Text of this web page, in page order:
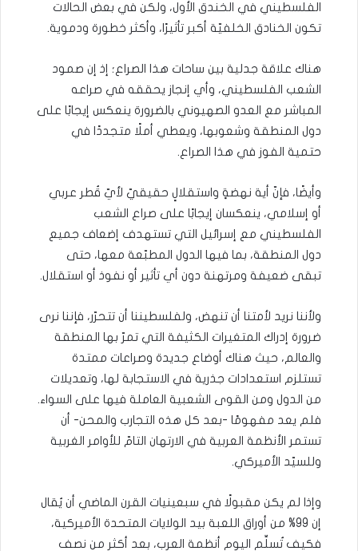
الفلسطيني في الخندق الأول، ولكن في بعض الحالات
تكون الخنادق الخلفيّة أكبر تأثيرًا، وأكثر خطورة ودموية.
هناك علاقة جدلية بين ساحات هذا الصراع؛ إذ إن صمود
الشعب الفلسطيني، وأي إنجاز يحققه في صراعه
المباشر مع العدو الصهيوني بالضرورة ينعكس إيجابًا على
دول المنطقة وشعوبها، ويعطي أملًا متجددًا في
حتمية الفوز في هذا الصراع.
وأيضًا، فإنّ أية نهضةٍ واستقلالٍ حقيقيّ لأيّ قُطر عربي
أو إسلامي، ينعكسان إيجابًا على صراع الشعب
الفلسطيني مع إسرائيل التي تستهدف إضعاف جميع
دول المنطقة، بما فيها الدول المطبّعة معها، حتى
تبقى ضعيفة ومرتهنة دون أي تأثير أو نفوذ أو استقلال.
ولأننا نريد لأمتنا أن تنهض، ولفلسطيننا أن تتحرّر، فإننا نرى
ضرورة إدراك المتغيرات الكثيفة التي تمرّ بها المنطقة
والعالم، حيث هناك أوضاع جديدة وصراعات ممتدة
تستلزم استعدادات جذرية في الاستجابة لها، وتعديلات
من الدول ومن القوى الشعبية العاملة فيها على السواء.
فلم يعد مفهومًا -بعد كل هذه التجارب والمحن- أن
تستمر الأنظمة العربية في الارتهان التامّ للأوامر الغربية
وللسيّد الأميركي.
وإذا لم يكن مقبولًا في سبعينيات القرن الماضي أن يُقال
إن 99% من أوراق اللعبة بيد الولايات المتحدة الأميركية،
فكيف تُسلِّم اليوم أنظمة العرب، بعد أكثر من نصف